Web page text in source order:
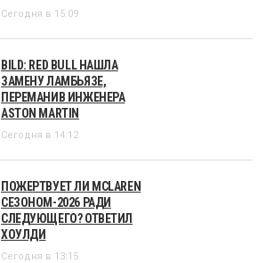
Сегодня в 15:09
BILD: RED BULL НАШЛА
ЗАМЕНУ ЛАМБЬЯЗЕ,
ПЕРЕМАНИВ ИНЖЕНЕРА
ASTON MARTIN
Сегодня в 14:12
ПОЖЕРТВУЕТ ЛИ MCLAREN
СЕЗОНОМ-2026 РАДИ
СЛЕДУЮЩЕГО? ОТВЕТИЛ
ХОУЛДИ
Сегодня в 13:15